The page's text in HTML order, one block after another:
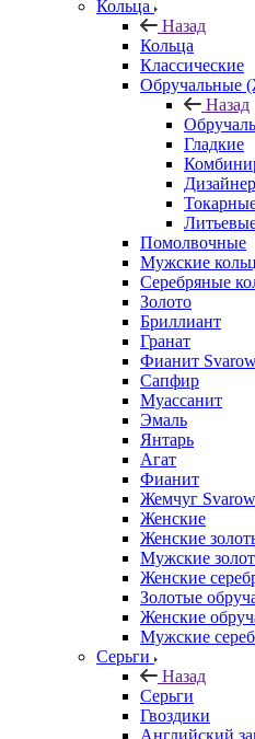
Кольца
Назад
Кольца
Классические
Обручальные
Назад
Гладкие
Помолвочные
Мужские
Серебряные
Золото
Бриллиант
Гранат
Фианит
Сапфир
Муассанит
Эмаль
Янтарь
Агат
Фианит
Жемчуг
Женские
Женские
Мужские
Женские
Золотые
Женские
Мужские
Серьги
Назад
Серьги
Гвоздики
Английский